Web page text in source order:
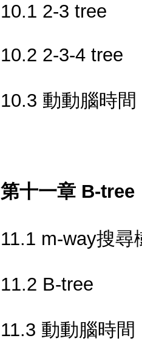
10.1 2-3 tree
10.2 2-3-4 tree
10.3 動動腦時間
第十一章 B-tree
11.1 m-way搜尋
11.2 B-tree
11.3 動動腦時間